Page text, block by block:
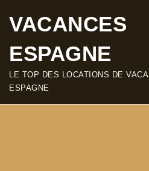
VACANCES
ESPAGNE
LE TOP DES LOCATIONS DE
ESPAGNE